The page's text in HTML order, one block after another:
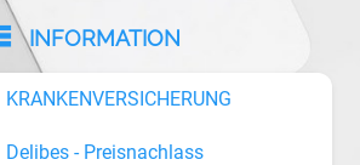
INFORMATION
KRANKENVERSICHERUNG
Delibes - Preisnachlass